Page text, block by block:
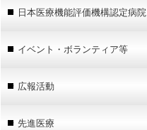
日本医療機能評価機構認定病院
イベント・ボランティア等
広報活動
先進医療